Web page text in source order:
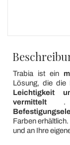
Trabia ist ein
Lösung, die die
Leichtigkeit
vermittelt.
Farben
und an Ihre